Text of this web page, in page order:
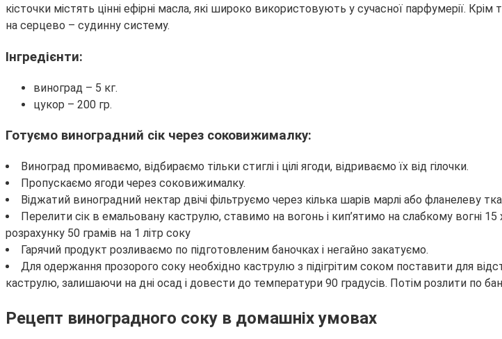
кісточки містять цінні ефірні масла, які широко використовують у сучасної парфумерії.
на серцево – судинну систему.
Інгредієнти:
виноград – 5 кг.
цукор – 200 гр.
Готуємо виноградний сік через соковижималку:
Виноград промиваємо, відбираємо тільки стиглі і цілі ягоди, відриваємо їх від гілочки.
Пропускаємо ягоди через соковижималку.
Віджатий виноградний нектар двічі фільтруємо через кілька шарів марлі або фланелеву
Перелити сік в емальовану каструлю, ставимо на вогонь і кип’ятимо на слабкому вогні
розрахунку 50 грамів на 1 літр соку
Гарячий продукт розливаємо по підготовленим баночках і негайно закатуємо.
Для одержання прозорого соку необхідно каструлю з підігрітим соком поставити для
каструлю, залишаючи на дні осад і довести до температури 90 градусів. Потім розлити по
Рецепт виноградного соку в домашніх умовах